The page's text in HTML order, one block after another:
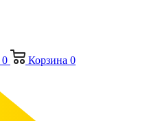
0 Корзина 0